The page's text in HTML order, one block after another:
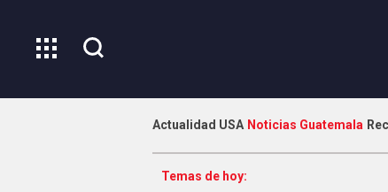
Actualidad USA Noticias Guatemala
Temas de hoy: